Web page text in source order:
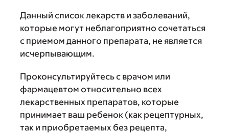
Данный список лекарств и заболеваний,
которые могут неблагоприятно сочетаться
с приемом данного препарата, не является
исчерпывающим.
Проконсультируйтесь с врачом или
фармацевтом относительно всех
лекарственных препаратов, которые
принимает ваш ребенок (как рецептурных,
так и приобретаемых без рецепта,